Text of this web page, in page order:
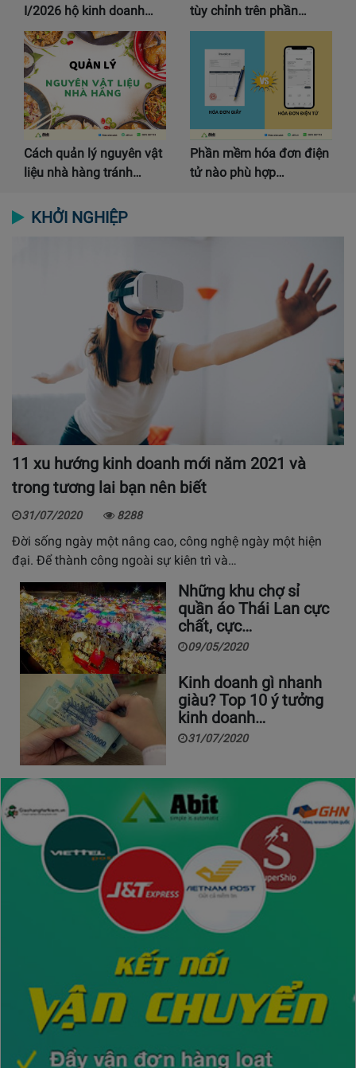
I/2026 hộ kinh doanh…
tùy chỉnh trên phần…
Cách quản lý nguyên vật
liệu nhà hàng tránh…
Phần mềm hóa đơn điện
tử nào phù hợp…
KHỞI NGHIỆP
11 xu hướng kinh doanh mới năm 2021 và
trong tương lai bạn nên biết
31/07/2020 8288
Đời sống ngày một nâng cao, công nghệ ngày một hiện
đại. Để thành công ngoài sự kiên trì và…
Những khu chợ sỉ
quần áo Thái Lan cực
chất, cực…
09/05/2020
Kinh doanh gì nhanh
giàu? Top 10 ý tưởng
kinh doanh…
31/07/2020